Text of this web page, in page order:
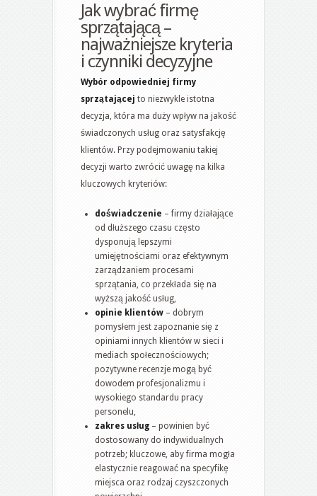
Jak wybrać firmę
sprzątającą –
najważniejsze kryteria
i czynniki decyzyjne
Wybór odpowiedniej firmy
sprzątającej to niezwykle istotna
decyzja, która ma duży wpływ na jakość
świadczonych usług oraz satysfakcję
klientów. Przy podejmowaniu takiej
decyzji warto zwrócić uwagę na kilka
kluczowych kryteriów:
doświadczenie – firmy działające
od dłuższego czasu często
dysponują lepszymi
umiejętnościami oraz efektywnym
zarządzaniem procesami
sprzątania, co przekłada się na
wyższą jakość usług,
opinie klientów – dobrym
pomysłem jest zapoznanie się z
opiniami innych klientów w sieci i
mediach społecznościowych;
pozytywne recenzje mogą być
dowodem profesjonalizmu i
wysokiego standardu pracy
personelu,
zakres usług – powinien być
dostosowany do indywidualnych
potrzeb; kluczowe, aby firma mogła
elastycznie reagować na specyfikę
miejsca oraz rodzaj czyszczonych